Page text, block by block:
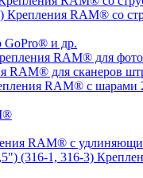
Крепления RAM® со
GoPro® и др.
RAM® для
RAM® для сканеров
RAM® с шарами
RAM® с